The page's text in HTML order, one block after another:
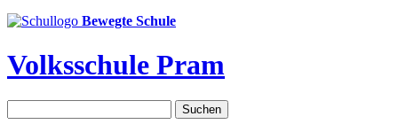
Bewegte Schule
Volksschule Pram